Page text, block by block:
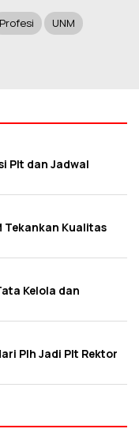
Profesi UNM
Plt dan Jadwal
Tekankan Kualitas
Kelola dan
Plh Jadi Plt Rektor